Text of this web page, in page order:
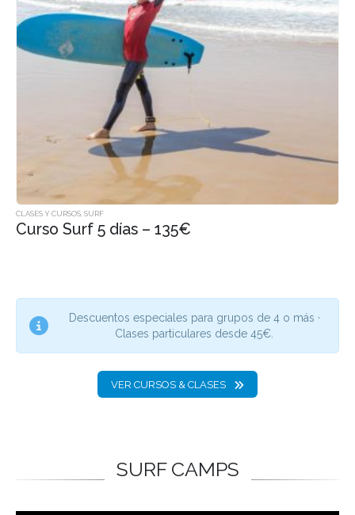
CLASES Y CURSOS, SURF
Curso Surf 5 días – 135€
Descuentos especiales para grupos de 4 o más ·
Clases particulares desde 45€.
VER CURSOS & CLASES
SURF CAMPS